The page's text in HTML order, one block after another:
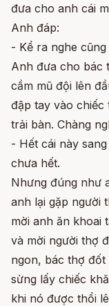
đưa cho anh cái
Anh đáp:
- Kể ra nghe
Anh đưa cho bác
cầm mũ đội lên
đập tay vào chiếc
trải bàn. Chàng
- Hết cái này
chưa hết.
Nhưng đúng như
anh lại gặp người
mời anh ăn khoai
và mời người thợ
ngon, bác thợ
sừng lấy chiếc
khi nó được thổi